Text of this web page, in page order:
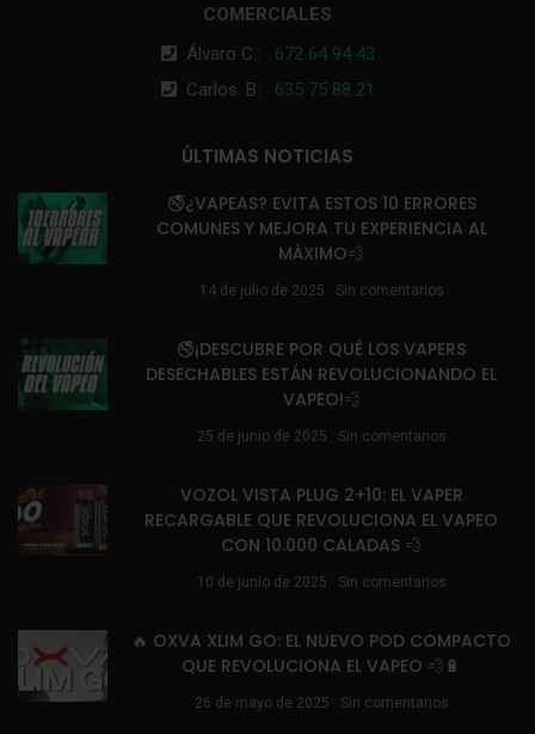
COMERCIALES
Álvaro C.: 672 64 94 43
Carlos. B: 635 75 88 21
ÚLTIMAS NOTICIAS
🚭¿VAPEAS? EVITA ESTOS 10 ERRORES
COMUNES Y MEJORA TU EXPERIENCIA AL
MÁXIMO💨
14 de julio de 2025 Sin comentarios
🚭¡DESCUBRE POR QUÉ LOS VAPERS
DESECHABLES ESTÁN REVOLUCIONANDO EL
VAPEO!💨
25 de junio de 2025 Sin comentarios
VOZOL VISTA PLUG 2+10: EL VAPER
RECARGABLE QUE REVOLUCIONA EL VAPEO
CON 10.000 CALADAS 💨
10 de junio de 2025 Sin comentarios
🔥 OXVA XLIM GO: EL NUEVO POD COMPACTO
QUE REVOLUCIONA EL VAPEO 💨🔋
26 de mayo de 2025 Sin comentarios